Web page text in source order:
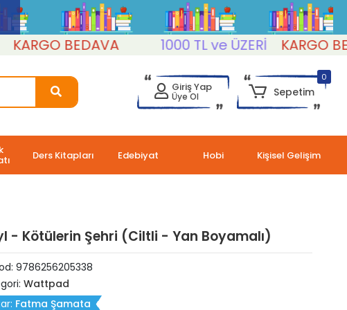
BEDAVA 1000 TL ve ÜZERİ KARGO
Giriş Yap
Üye Ol
0
Sepetim
Ders Kitapları Edebiyat Hobi Kişisel Gelişim
- Kötülerin Şehri (Ciltli - Yan Boyamalı)
9786256205338
Wattpad
Fatma Şamata